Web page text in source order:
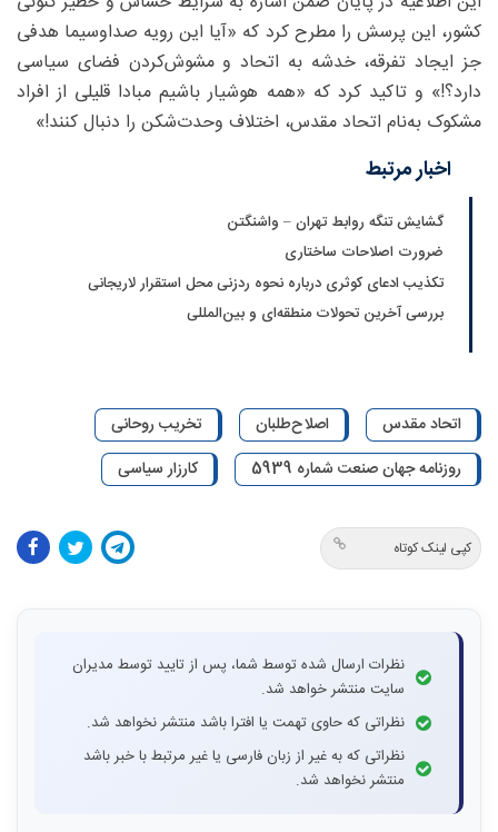
کشور، این پرسش را مطرح کرد که «آیا این رویه صداوسیما هدفی
جز ایجاد تفرقه، خدشه به اتحاد و مشوش‌کردن فضای سیاسی
دارد؟!» و تاکید کرد که «همه هوشیار باشیم مبادا قلیلی از افراد
مشکوک به‌نام اتحاد مقدس، اختلاف وحدت‌شکن را دنبال کنند!»
اخبار مرتبط
گشایش تنگه روابط تهران – واشنگتن
ضرورت اصلاحات ساختاری
تکذیب ادعای کوثری درباره نحوه ردزنی محل استقرار لاریجانی
بررسی آخرین تحولات منطقه‌ای و بین‌المللی
اتحاد مقدس اصلاح‌طلبان
تخریب روحانی
روزنامه جهان صنعت شماره 5939
کارزار سیاسی
کپی لینک کوتاه
نظرات ارسال شده توسط شما، پس از تایید توسط مدیران
سایت منتشر خواهد شد.
نظراتی که حاوی تهمت یا افترا باشد منتشر نخواهد شد.
نظراتی که به غیر از زبان فارسی یا غیر مرتبط با خبر باشد
منتشر نخواهد شد.